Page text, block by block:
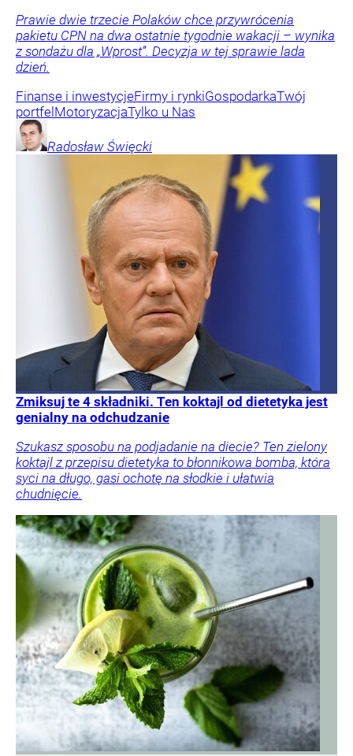
Prawie dwie trzecie Polaków chce przywrócenia
pakietu CPN na dwa ostatnie tygodnie wakacji – wynika
z sondażu dla „Wprost”. Decyzja w tej sprawie lada
dzień.
Finanse i inwestycjeFirmy i rynkiGospodarkaTwój
portfel MotoryzacjaTylko u Nas
Radosław Święcki
Zmiksuj te 4 składniki. Ten koktajl od dietetyka jest
genialny na odchudzanie
Szukasz sposobu na podjadanie na diecie? Ten zielony
koktajl z przepisu dietetyka to błonnikowa bomba, która
syci na długo, gasi ochotę na słodkie i ułatwia
chudnięcie.